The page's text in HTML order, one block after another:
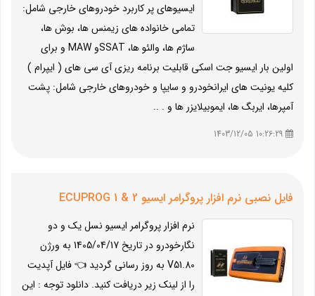
ایسیوهای پر کاربرد خودروهای خارجی شامل:
تمامی خانواده های زیمنس ها، بوش ها،
ساژم ها، والئو ها، SSATو MAW و برای
اولین بار ایسیو جت اسکی قابلیت برنامه ریزی آی سی های ( ایپرام )
کلیه یونیت های ایرانخودرو و سایپا و خودروهای خارجی شامل: پشت
آمپرها، ایربگ ها، ایموبیلایزر ها و . ..
فایل نصبی نرم افزار پروگرامر ایسیو ECUPROG 1 & 2
نرم افزار پروگرامر ایسیو نسل یک و دو
نگارخودرو در تاریخ 1405/04/17 به ورژن
V51.80 به روز رسانی گردید 👈 فایل آپدیت
را از لینک زیر دریافت کنید. دانلود توجه : این